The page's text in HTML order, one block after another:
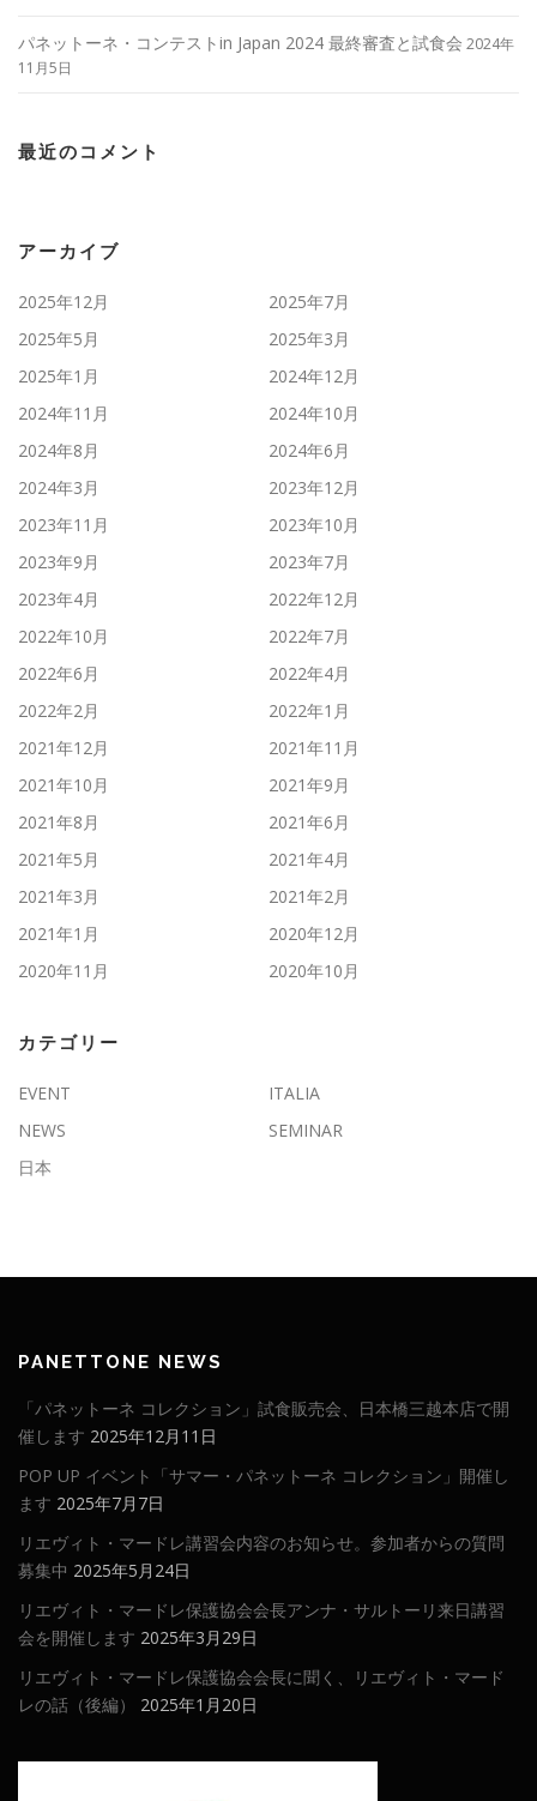
パネットーネ・コンテストin Japan 2024 最終審査と試食会 2024年
11月5日
最近のコメント
アーカイブ
2025年12月
2025年7月
2025年5月
2025年3月
2025年1月
2024年12月
2024年11月
2024年10月
2024年8月
2024年6月
2024年3月
2023年12月
2023年11月
2023年10月
2023年9月
2023年7月
2023年4月
2022年12月
2022年10月
2022年7月
2022年6月
2022年4月
2022年2月
2022年1月
2021年12月
2021年11月
2021年10月
2021年9月
2021年8月
2021年6月
2021年5月
2021年4月
2021年3月
2021年2月
2021年1月
2020年12月
2020年11月
2020年10月
カテゴリー
EVENT
ITALIA
NEWS
SEMINAR
日本
PANETTONE NEWS
「パネットーネ コレクション」試食販売会、日本橋三越本店で開
催します 2025年12月11日
POP UP イベント「サマー・パネットーネ コレクション」開催し
ます 2025年7月7日
リエヴィト・マードレ講習会内容のお知らせ。参加者からの質問
募集中 2025年5月24日
リエヴィト・マードレ保護協会会長アンナ・サルトーリ来日講習
会を開催します 2025年3月29日
リエヴィト・マードレ保護協会会長に聞く、リエヴィト・マード
レの話（後編）
2025年1月20日